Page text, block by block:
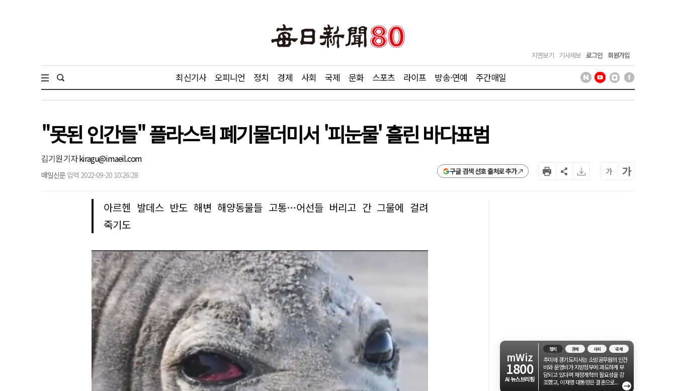
지면보기 기사제보 로그인 회원가입
최신기사 오피니언 정치 경제 사회 국제 문화 스포츠 라이프 방송·연예 주간매일
"못된 인간들" 플라스틱 폐기물더미서 '피눈물' 흘린 바다표범
김기원 기자kiragu@imaeil.com
매일신문 입력 2022-09-20 10:26:28 구글 검색 선호 출처로 추가 가 가
아르헨 발데스 반도 해변 해양동물들 고통…어선들 버리고 간 그물에 걸려
죽기도
mWiz
1800
AI 뉴스브리핑
정치 경제 사회 국제
추미애 경기도지사는 소방공무원의 인건
비와 운영비가 지방정부에 과도하게 부
담되고 있다며 재정개혁의 필요성을 강
조했고, 이재명 대통령은 결혼으로...
→